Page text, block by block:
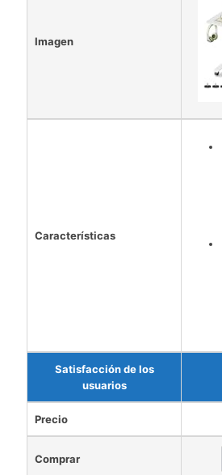
Imagen
Características
Satisfacción de los
usuarios
Precio
Comprar